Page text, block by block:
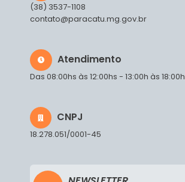
(38) 3537-1108
contato@paracatu.mg.gov.br
Atendimento
Das 08:00hs às 12:00hs - 13:00h às 18:00h
CNPJ
18.278.051/0001-45